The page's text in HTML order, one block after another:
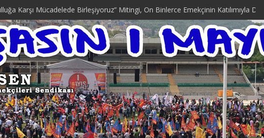
Mücadelede Birleşiyoruz” Mitingi, On Binlerce Emekçinin Katılımıyla Düzenlendi.